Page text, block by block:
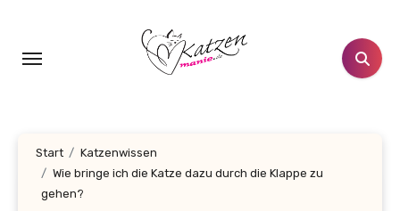
springen
Start
Katzenwissen
Wie bringe ich die Katze dazu durch die Klappe zu
gehen?